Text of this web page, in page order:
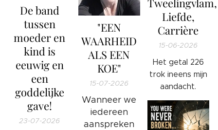
De band
tussen
moeder en
kind is
eeuwig en
een
goddelijke
gave!
23-07-2026
"EEN
WAARHEID
ALS EEN
KOE"
15-07-2026
Wanneer we
iedereen
aanspreken
Tweelingvlam,
Liefde,
Carrière
15-06-2026
Het getal 226
trok ineens mijn
aandacht.